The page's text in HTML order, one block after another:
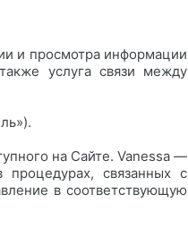
и просмотра информации
услуга связи между
на Сайте. Vanessa —
процедурах, связанных с
в соответствующую